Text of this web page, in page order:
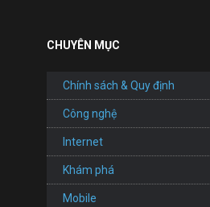
CHUYÊN MỤC
Chính sách & Quy định
Công nghệ
Internet
Khám phá
Mobile